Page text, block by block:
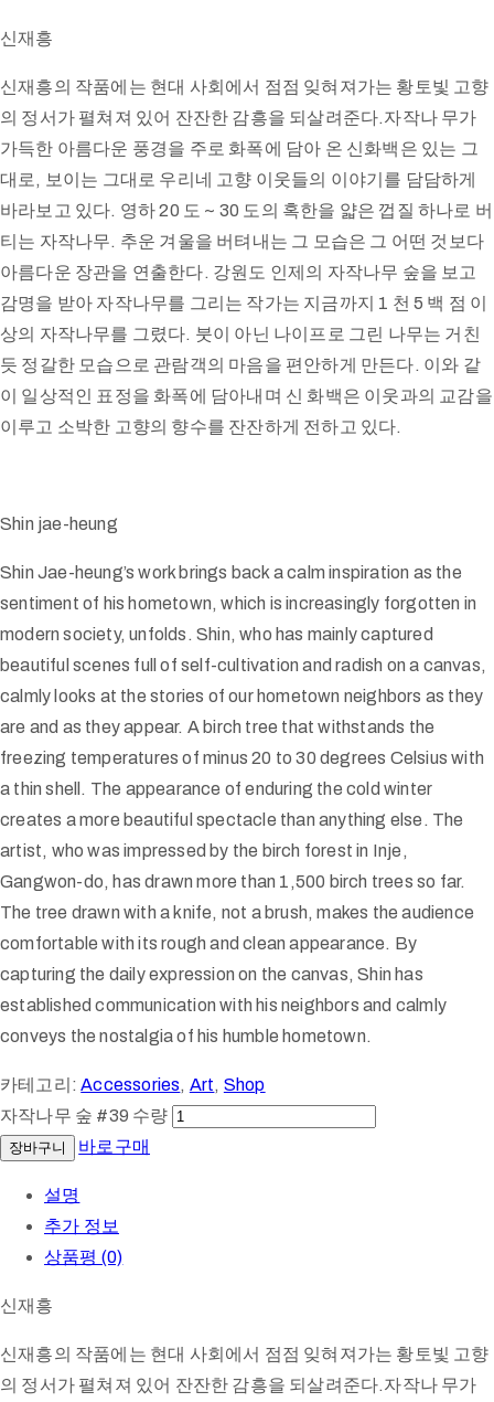
신재흥
신재흥의 작품에는 현대 사회에서 점점 잊혀져가는 황토빛 고향
의 정서가 펼쳐져 있어 잔잔한 감흥을 되살려준다.자작나 무가
가득한 아름다운 풍경을 주로 화폭에 담아 온 신화백은 있는 그
대로, 보이는 그대로 우리네 고향 이웃들의 이야기를 담담하게
바라보고 있다. 영하 20 도 ~ 30 도의 혹한을 얇은 껍질 하나로 버
티는 자작나무. 추운 겨울을 버텨내는 그 모습은 그 어떤 것보다
아름다운 장관을 연출한다. 강원도 인제의 자작나무 숲을 보고
감명을 받아 자작나무를 그리는 작가는 지금까지 1 천 5 백 점 이
상의 자작나무를 그렸다. 붓이 아닌 나이프로 그린 나무는 거친
듯 정갈한 모습으로 관람객의 마음을 편안하게 만든다. 이와 같
이 일상적인 표정을 화폭에 담아내며 신 화백은 이웃과의 교감을
이루고 소박한 고향의 향수를 잔잔하게 전하고 있다.
Shin jae-heung
Shin Jae-heung’s work brings back a calm inspiration as the
sentiment of his hometown, which is increasingly forgotten in
modern society, unfolds. Shin, who has mainly captured
beautiful scenes full of self-cultivation and radish on a canvas,
calmly looks at the stories of our hometown neighbors as they
are and as they appear. A birch tree that withstands the
freezing temperatures of minus 20 to 30 degrees Celsius with
a thin shell. The appearance of enduring the cold winter
creates a more beautiful spectacle than anything else. The
artist, who was impressed by the birch forest in Inje,
Gangwon-do, has drawn more than 1,500 birch trees so far.
The tree drawn with a knife, not a brush, makes the audience
comfortable with its rough and clean appearance. By
capturing the daily expression on the canvas, Shin has
established communication with his neighbors and calmly
conveys the nostalgia of his humble hometown.
카테고리:Accessories, Art, Shop
자작나무 숲 #39 수량
장바구니 바로구매
설명
추가 정보
상품평 (0)
신재흥
신재흥의 작품에는 현대 사회에서 점점 잊혀져가는 황토빛 고향
의 정서가 펼쳐져 있어 잔잔한 감흥을 되살려준다.자작나 무가